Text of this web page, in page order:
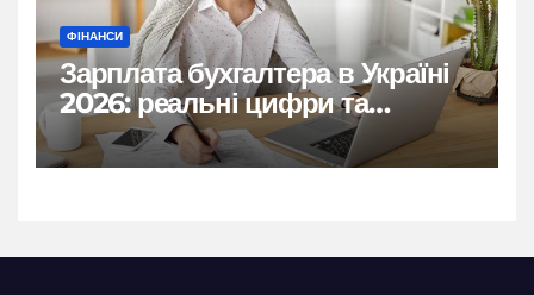
ФІНАНСИ
Зарплата бухгалтера в Україні
2026: реальні цифри та
нюанси